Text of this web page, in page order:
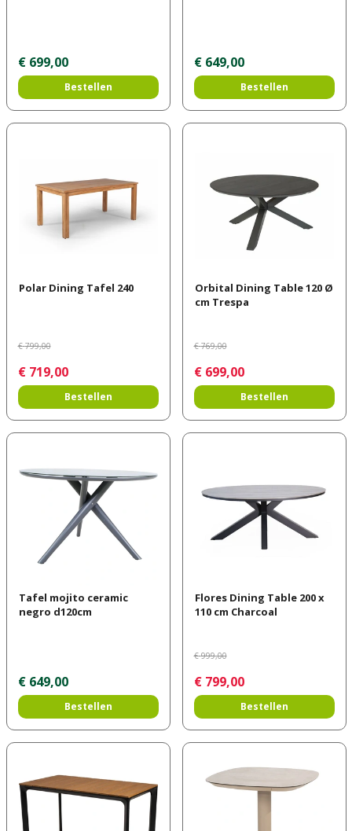
€ 699,00
Bestellen
€ 649,00
Bestellen
Polar Dining Tafel 240
€ 799,00
€ 719,00
Bestellen
Orbital Dining Table 120 Ø
cm Trespa
€ 769,00
€ 699,00
Bestellen
Tafel mojito ceramic
negro d120cm
€ 649,00
Bestellen
Flores Dining Table 200 x
110 cm Charcoal
€ 999,00
€ 799,00
Bestellen